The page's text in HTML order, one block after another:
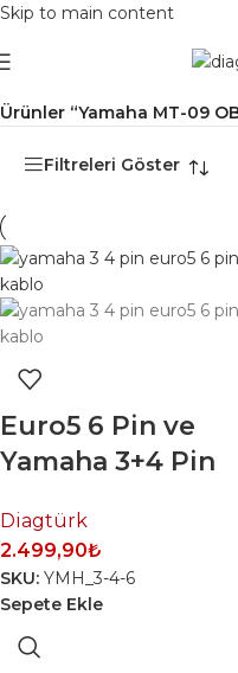
Skip to main content
Ürünler “Yamaha MT-09
Filtreleri Göster
Euro5 6 Pin ve
Yamaha 3+4 Pin
OBD2 Soketi
Diagtürk
2.499,90₺
SKU: YMH_3-4-6
Sepete Ekle